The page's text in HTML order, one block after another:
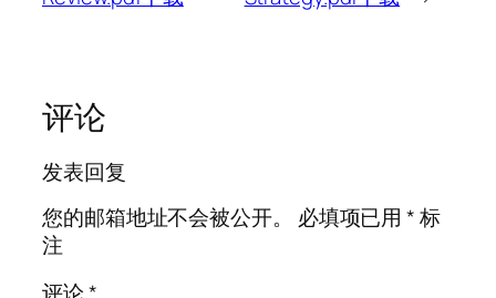
评论
发表回复
您的邮箱地址不会被公开。
必填项已用*标
注